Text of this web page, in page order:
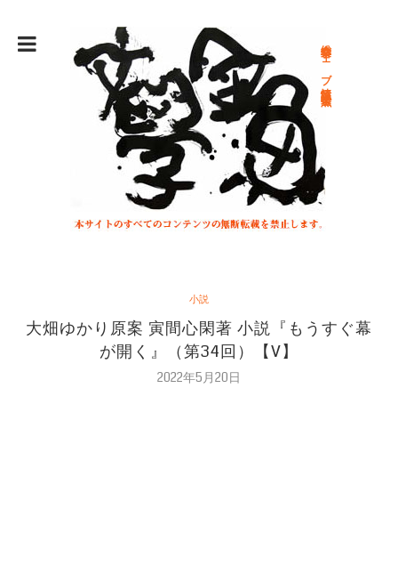
総合文学ウェブ情報誌 文学金魚
小説
大畑ゆかり原案 寅間心閑著 小説『もうすぐ幕
が開く』（第34回）【V】
2022年5月20日